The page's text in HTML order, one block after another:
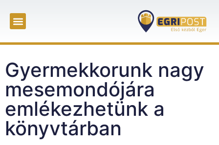
Gyermekkorunk nagy
mesemondójára
emlékezhetünk a
könyvtárban